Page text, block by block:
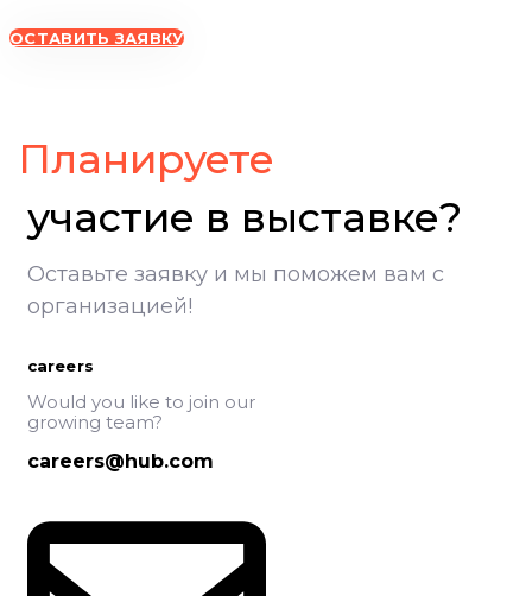
ОСТАВИТЬ ЗАЯВКУ
Планируете
участие в выставке?
Оставьте заявку и мы поможем вам с
организацией!
careers
Would you like to join our
growing team?
careers@hub.com